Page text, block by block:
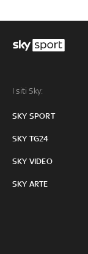
I siti Sky:
SKY SPORT
SKY TG24
SKY VIDEO
SKY ARTE